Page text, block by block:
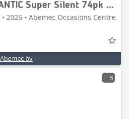
Nettuno-Pomp ATLANTIC Super Silent 74pk Stage V
2026 • Abemec Occasions Centre
Abemec bv
5